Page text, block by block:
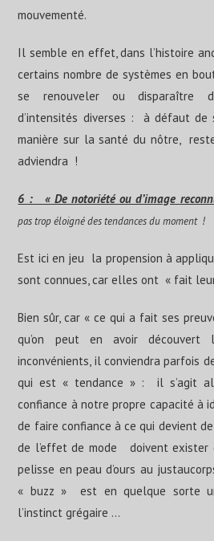
mouvementé.
Il semble en effet, dans l’histoire
certains nombre de systèmes en
se renouveler ou disparaître
d’intensités diverses : à défaut de
manière sur la santé du nôtre,
adviendra !
6 : « De notoriété ou d’image
pas trop éloigné des tendances du moment!
Est ici en jeu la propension à
sont connues, car elles ont « fait
Bien sûr, car « ce qui a fait ses
qu’on peut en avoir
inconvénients, il conviendra parfois
qui est « tendance » : il s’agit
confiance à notre propre capacité à
de faire confiance à ce qui devient
de l’effet de mode doivent exister
pelisse en peau d’ours au
« buzz » est en quelque sorte
l’instinct grégaire …